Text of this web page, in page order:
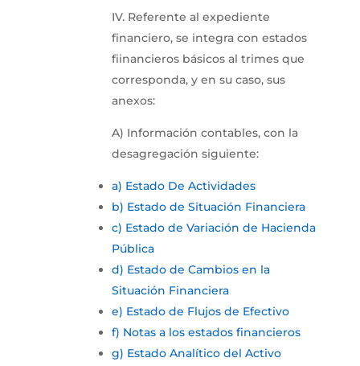
IV. Referente al expediente
financiero, se integra con estados
fiinancieros básicos al trimes que
corresponda, y en su caso, sus
anexos:
A) Información contables, con la
desagregación siguiente:
a) Estado De Actividades
b) Estado de Situación Financiera
c) Estado de Variación de Hacienda
Pública
d) Estado de Cambios en la
Situación Financiera
e) Estado de Flujos de Efectivo
f) Notas a los estados financieros
g) Estado Analítico del Activo